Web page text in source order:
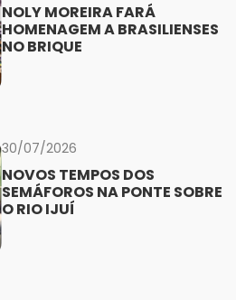
NOLY MOREIRA FARÁ
HOMENAGEM A BRASILIENSES
NO BRIQUE
30/07/2026
NOVOS TEMPOS DOS
SEMÁFOROS NA PONTE SOBRE
O RIO IJUÍ